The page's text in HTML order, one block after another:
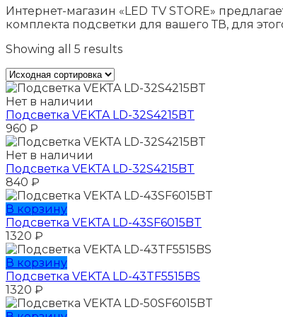
Интернет-магазин «LED TV STORE»
комплекта подсветки для вашего ТВ, для
Showing all 5 results
Нет в наличии
Подсветка VEKTA LD-32S4215BT
960 ₽
Нет в наличии
Подсветка VEKTA LD-32S4215BT
840 ₽
В корзину
Подсветка VEKTA LD-43SF6015BT
1320 ₽
В корзину
Подсветка VEKTA LD-43TF5515BS
1320 ₽